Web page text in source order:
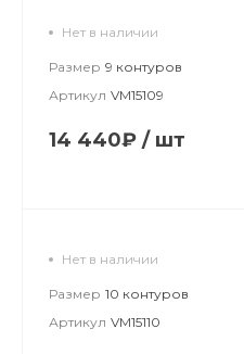
Нет в наличии
Размер 9 контуров
Артикул VM15109
14 440₽ / шт
Нет в наличии
Размер 10 контуров
Артикул VM15110